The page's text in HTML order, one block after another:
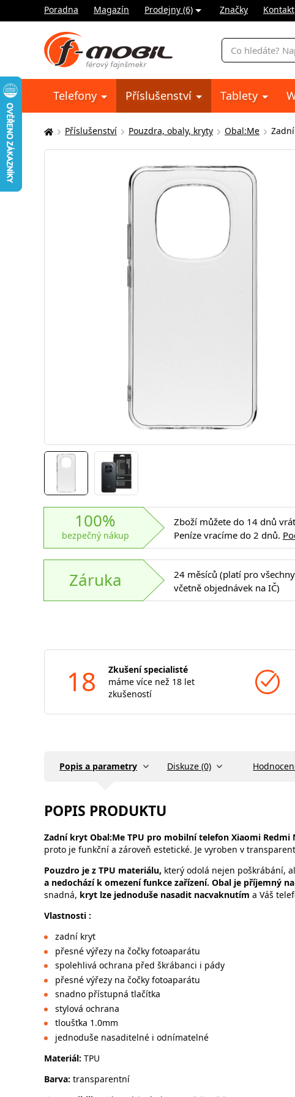
Poradna Magazín Prodejny (6) Značky Kontakt
Vyhledávání
Telefony Příslušenství Tablety
Zde
se
Příslušenství Pouzdra, obaly, kryty Obal:Me
100%
bezpečný nákup
Zboží můžete do 14 dnů
Peníze vracíme do 2 dnů.
Záruka
24 měsíců (platí pro
včetně objednávek na IČ)
18
Zkušení specialisté
máme více než 18 let
zkušeností
Popis a parametry Diskuze (0)
POPIS PRODUKTU
Zadní kryt Obal:Me TPU pro mobilní telefon Xiaomi Redmi
proto je funkční a zároveň estetické. Je vyroben v
Pouzdro je z TPU materiálu, který odolá nejen poškrábání,
a nedochází k omezení funkce zařízení. Obal je příjemný
snadná, kryt lze jednoduše nasadit nacvaknutím a Váš
Vlastnosti :
zadní kryt
přesné výřezy na čočky fotoaparátu
spolehlivá ochrana před škrábanci i pády
přesné výřezy na čočky fotoaparátu
snadno přístupná tlačítka
stylová ochrana
tloušťka 1.0mm
jednoduše nasaditelné i odnímatelné
Materiál: TPU
Barva: transparentní